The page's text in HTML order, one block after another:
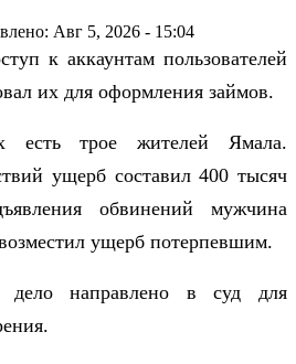
Авг 5, 2026 - 15:04
к аккаунтам пользователей
их для оформления займов.
есть трое жителей Ямала.
ущерб составил 400 тысяч
обвинений мужчина
ущерб потерпевшим.
дело направлено в суд для